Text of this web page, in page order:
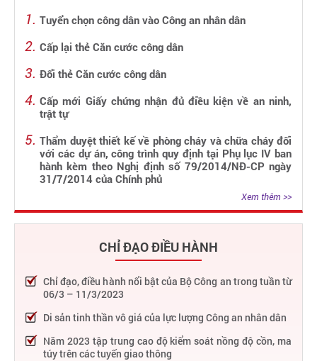
Tuyển chọn công dân vào Công an nhân dân
Cấp lại thẻ Căn cước công dân
Đổi thẻ Căn cước công dân
Cấp mới Giấy chứng nhận đủ điều kiện về an ninh,
trật tự
Thẩm duyệt thiết kế về phòng cháy và chữa cháy đối
với các dự án, công trình quy định tại Phụ lục IV ban
hành kèm theo Nghị định số 79/2014/NĐ-CP ngày
31/7/2014 của Chính phủ
Xem thêm >>
CHỈ ĐẠO ĐIỀU HÀNH
Chỉ đạo, điều hành nổi bật của Bộ Công an trong tuần từ
06/3 – 11/3/2023
Di sản tinh thần vô giá của lực lượng Công an nhân dân
Năm 2023 tập trung cao độ kiểm soát nồng độ cồn, ma
túy trên các tuyến giao thông